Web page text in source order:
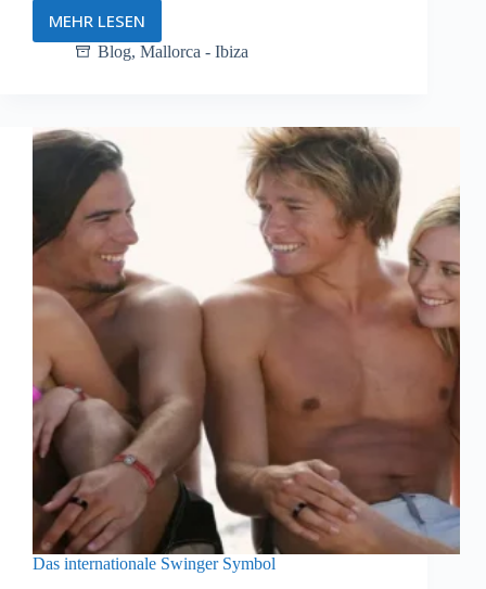
MEHR LESEN
Tipps
für
Blog, Mallorca - Ibiza
Das internationale Swinger Symbol